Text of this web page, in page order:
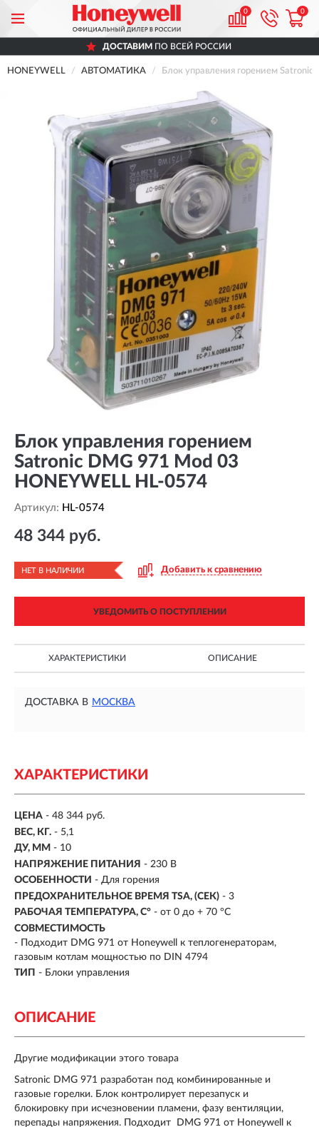
0 0
ДОСТАВИМ ПО ВСЕЙ РОССИИ
HONEYWELL АВТОМАТИКА Блок управления горением
Блок управления горением
Satronic DMG 971 Mod 03
HONEYWELL HL-0574
Артикул: HL-0574
48 344 руб.
НЕТ В НАЛИЧИИ Добавить к сравнению
УВЕДОМИТЬ О ПОСТУПЛЕНИИ
ХАРАКТЕРИСТИКИ ОПИСАНИЕ
ДОСТАВКА В МОСКВА
ХАРАКТЕРИСТИКИ
ЦЕНА - 48 344 руб.
ВЕС, КГ. - 5,1
ДУ, ММ - 10
НАПРЯЖЕНИЕ ПИТАНИЯ - 230 В
ОСОБЕННОСТИ - Для горения
ПРЕДОХРАНИТЕЛЬНОЕ ВРЕМЯ TSA, (СЕК) - 3
РАБОЧАЯ ТЕМПЕРАТУРА, C° - от 0 до + 70 °C
СОВМЕСТИМОСТЬ
- Подходит DMG 971 от Honeywell к теплогенераторам,
газовым котлам мощностью по DIN 4794
ТИП - Блоки управления
ОПИСАНИЕ
Другие модификации этого товара
Satronic DMG 971 разработан под комбинированные и
газовые горелки. Блок контролирует перезапуск и
блокировку при исчезновении пламени, фазу вентиляции,
перепады напряжения. Подходит DMG 971 от Honeywell к